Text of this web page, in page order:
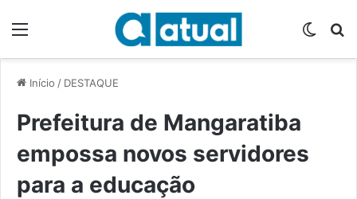
Início / DESTAQUE
Prefeitura de Mangaratiba
empossa novos servidores
para a educação